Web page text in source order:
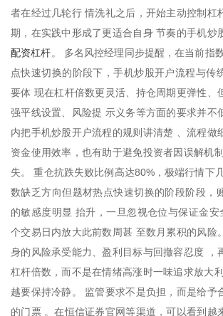
者在经过几轮行 情洗礼之后，开始主动控制杠
期，在实践中形成了更适合自身 节奏的手机炒
配资杠杆。 多名风控经理同步提醒，在当前指
点快速切换的阶段下，手机炒股开户流程与传
要体 现在杠杆倍数更灵活、持仓周期更弹性、
强平线设置、风险提 示义务等方面的要求并不
内把手机炒股开户流程的规则讲清楚 、流程做
资金使用效率，也有助于避免投资者因误解机
失。 重仓抗跌失败比例高达80%，极端行情下
数缺乏方向但题材热点快速切换的阶段阶段，
的敏感度明显 抬升，一旦忽视仓位与保证金安
个交易日内放大此前数周甚 至数月累积的风险
身的风险承受能力、盈利目标与回撤容忍度 ，
杠杆倍数，而不是在情绪高涨时一味追求放大
越要保持冷静。 监管要求不是负担，而是给予
的门票 。在恒信证券官网等渠道，可以看到越